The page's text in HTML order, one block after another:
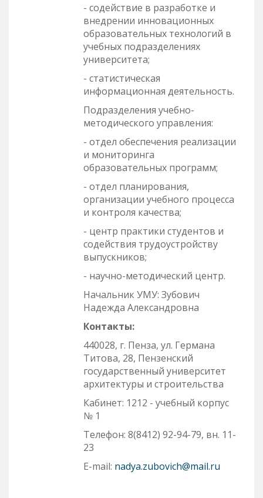
- содействие в разработке и
внедрении инновационных
образовательных технологий в
учебных подразделениях
университета;
- статистическая
информационная деятельность.
Подразделения учебно-
методического управления:
- отдел обеспечения реализации
и мониторинга
образовательных программ;
- отдел планирования,
организации учебного процесса
и контроля качества;
- центр практики студентов и
содействия трудоустройству
выпускников;
- научно-методический центр.
Начальник УМУ: Зубович
Надежда Александровна
Контакты:
440028, г. Пенза, ул. Германа
Титова, 28, Пензенский
государственный университет
архитектуры и строительства
Кабинет: 1212 - учебный корпус
№ 1
Телефон: 8(8412) 92-94-79, вн. 11-
23
Е-mail: nadya.zubovich@mail.ru